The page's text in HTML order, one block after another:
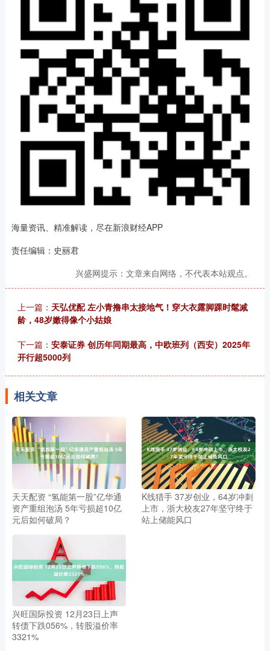
海量资讯、精准解读，尽在新浪财经APP
责任编辑：史丽君
兴盛网提示：文章来自网络，不代表本站观点。
上一篇： 天弘优配 左小青撸串太接地气！穿大衣露脚踝时髦减
龄，48岁嫩得像个小姑娘
下一篇： 安泰证券 创历年同期最高，中欧班列（西安）2025年
开行超5000列
相关文章
天天配资 “氢能第一股”亿华通
资产重组泡汤 5年亏损超10亿
元后如何破局？
K线猎手 37岁创业，64岁冲刺
上市，浙大校友27年坚守终于
站上储能风口
兴旺国际投资 12月23日上声
转债下跌056%，转股溢价率
3321%